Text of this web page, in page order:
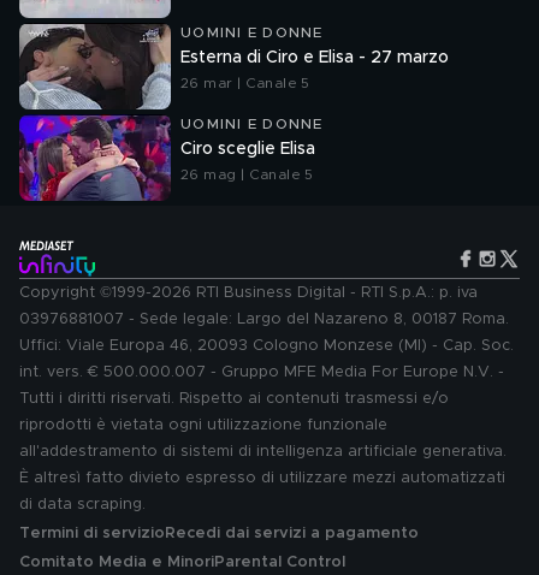
UOMINI E DONNE
Esterna di Ciro e Elisa - 27 marzo
26 mar | Canale 5
UOMINI E DONNE
Ciro sceglie Elisa
26 mag | Canale 5
Copyright ©1999-2026 RTI Business Digital - RTI S.p.A.: p. iva
03976881007 - Sede legale: Largo del Nazareno 8, 00187 Roma.
Uffici: Viale Europa 46, 20093 Cologno Monzese (MI) - Cap. Soc.
int. vers. € 500.000.007 - Gruppo MFE Media For Europe N.V. -
Tutti i diritti riservati. Rispetto ai contenuti trasmessi e/o
riprodotti è vietata ogni utilizzazione funzionale
all'addestramento di sistemi di intelligenza artificiale generativa.
È altresì fatto divieto espresso di utilizzare mezzi automatizzati
di data scraping.
Termini di servizio Recedi dai servizi a pagamento
Comitato Media e MinoriParental Control